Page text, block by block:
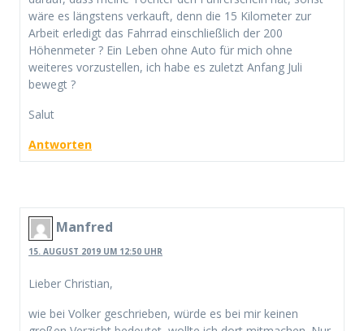
wäre es längstens verkauft, denn die 15 Kilometer zur
Arbeit erledigt das Fahrrad einschließlich der 200
Höhenmeter ? Ein Leben ohne Auto für mich ohne
weiteres vorzustellen, ich habe es zuletzt Anfang Juli
bewegt ?
Salut
Antworten
Manfred
15. AUGUST 2019 UM 12:50 UHR
Lieber Christian,
wie bei Volker geschrieben, würde es bei mir keinen